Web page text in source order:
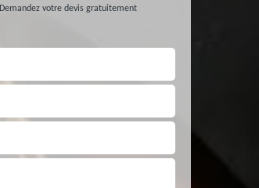
Demandez votre devis gratuitement